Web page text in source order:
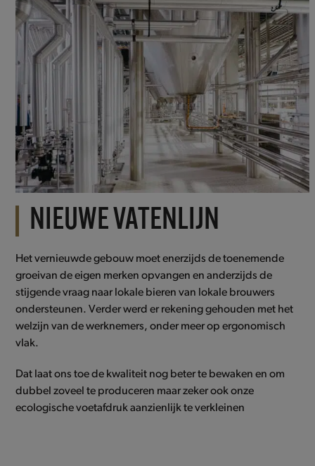
NIEUWE VATENLIJN
Het vernieuwde gebouw moet enerzijds de toenemende
groeivan de eigen merken opvangen en anderzijds de
stijgende vraag naar lokale bieren van lokale brouwers
ondersteunen. Verder werd er rekening gehouden met het
welzijn van de werknemers, onder meer op ergonomisch
vlak.
Dat laat ons toe de kwaliteit nog beter te bewaken en om
dubbel zoveel te produceren maar zeker ook onze
ecologische voetafdruk aanzienlijk te verkleinen